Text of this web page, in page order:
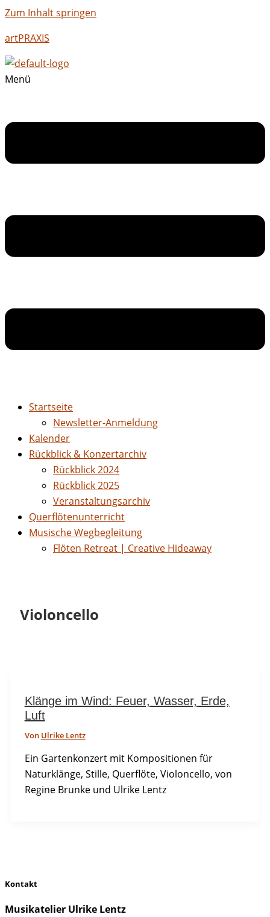
Zum Inhalt springen
artPRAXIS
Menü
Startseite
Newsletter-Anmeldung
Kalender
Rückblick & Konzertarchiv
Rückblick 2024
Rückblick 2025
Veranstaltungsarchiv
Querflötenunterricht
Musische Wegbegleitung
Flöten Retreat | Creative Hideaway
Violoncello
Klänge im Wind: Feuer, Wasser, Erde,
Luft
Von Ulrike Lentz
Ein Gartenkonzert mit Kompositionen für
Naturklänge, Stille, Querflöte, Violoncello, von
Regine Brunke und Ulrike Lentz
Kontakt
Musikatelier Ulrike Lentz